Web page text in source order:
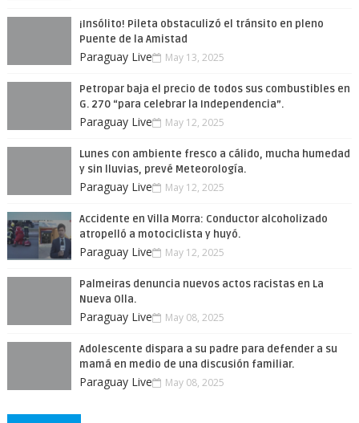
¡Insólito! Pileta obstaculizó el tránsito en pleno
Puente de la Amistad
Paraguay Live May 13, 2025
Petropar baja el precio de todos sus combustibles en
G. 270 “para celebrar la Independencia”.
Paraguay Live May 12, 2025
Lunes con ambiente fresco a cálido, mucha humedad
y sin lluvias, prevé Meteorología.
Paraguay Live May 12, 2025
Accidente en Villa Morra: Conductor alcoholizado
atropelló a motociclista y huyó.
Paraguay Live May 12, 2025
Palmeiras denuncia nuevos actos racistas en La
Nueva Olla.
Paraguay Live May 08, 2025
Adolescente dispara a su padre para defender a su
mamá en medio de una discusión familiar.
Paraguay Live May 08, 2025